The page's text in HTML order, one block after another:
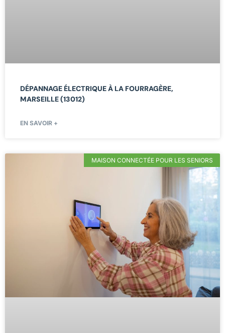
DÉPANNAGE ÉLECTRIQUE À LA FOURRAGÈRE,
MARSEILLE (13012)
EN SAVOIR +
MAISON CONNECTÉE POUR LES SENIORS